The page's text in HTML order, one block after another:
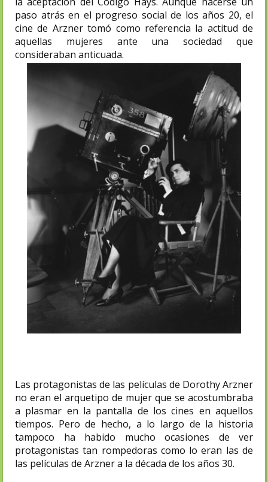
paso atrás en el progreso social de los años 20, el
cine de Arzner tomó como referencia la actitud de
aquellas mujeres ante una sociedad que
consideraban anticuada.
Las protagonistas de las películas de Dorothy Arzner
no eran el arquetipo de mujer que se acostumbraba
a plasmar en la pantalla de los cines en aquellos
tiempos. Pero de hecho, a lo largo de la historia
tampoco ha habido mucho ocasiones de ver
protagonistas tan rompedoras como lo eran las de
las películas de Arzner a la década de los años 30.